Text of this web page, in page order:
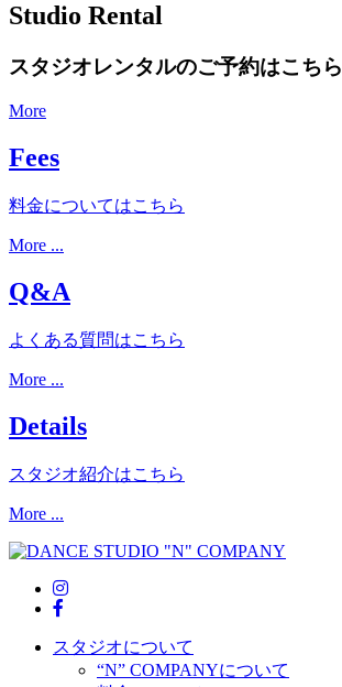
Studio Rental
スタジオレンタルのご予約はこちら
More
Fees
料金についてはこちら
More ...
Q&A
よくある質問はこちら
More ...
Details
スタジオ紹介はこちら
More ...
スタジオについて
“N” COMPANYについて